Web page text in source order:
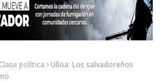
Clase política
Ulloa: Los salvadoreños